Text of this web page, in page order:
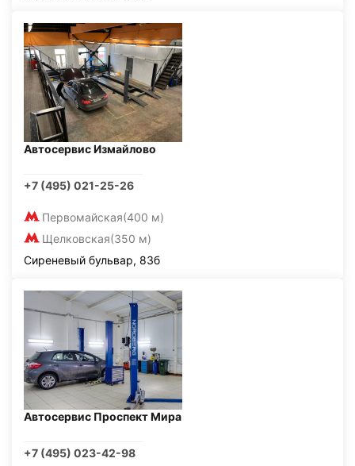
Автосервис Измайлово
+7 (495) 021-25-26
Первомайская(400 м)
Щелковская(350 м)
Сиреневый бульвар, 83б
Автосервис Проспект Мира
+7 (495) 023-42-98